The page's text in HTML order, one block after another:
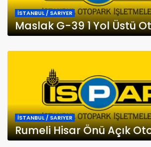
İSTANBUL / SARIYER
Maslak G-39 1 Yol Üstü
İSTANBUL / SARIYER
Rumeli Hisar Önü Açık